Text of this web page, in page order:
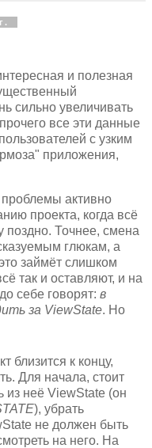
и полезная
сильно увеличивать
все эти данные
с узким
приложения,
активно
проекта, когда всё
поздно. Точнее, смена
глюкам, а
займёт слишком
так и оставляют, и на
себе говорят: в
за ViewState. Но
близится к концу,
Для начала, стоит
из неё ViewState (он
), убрать
не должен быть
на него. На